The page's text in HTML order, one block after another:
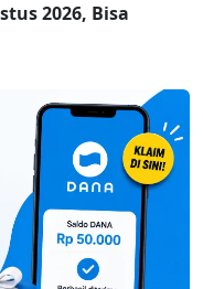
2026, Bisa